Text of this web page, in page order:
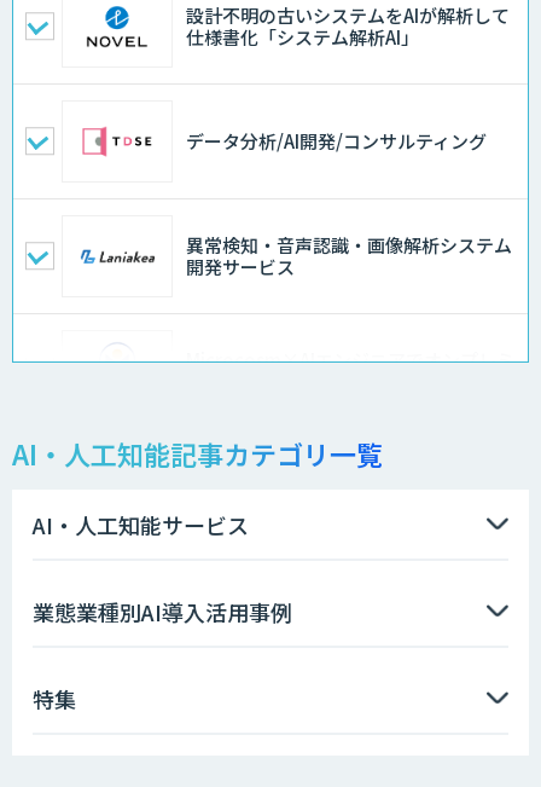
設計不明の古いシステムをAIが解析して
仕様書化「システム解析AI」
データ分析/AI開発/コンサルティング
異常検知・音声認識・画像解析システム
開発サービス
Microcosm×AIエンジニアでオンプレミ
『KISS』
AI・人工知能記事カテゴリ一覧
AI・人工知能サービス
業態業種別AI導入活用事例
特集